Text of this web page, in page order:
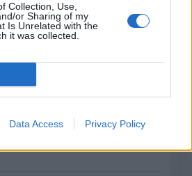
Collection, Use,
or Sharing of my
Is Unrelated with the
it was collected.
Data Access Privacy Policy